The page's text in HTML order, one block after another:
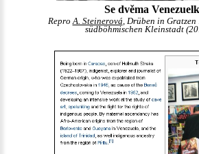
Se dvěma
ReproA. Steinerová, Drüben in Gratzen
südböhmischen Kleinstadt